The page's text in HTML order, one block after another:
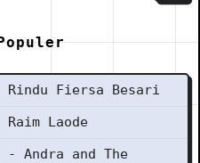
Rindu Fiersa Besari
Laode
- Andra and The